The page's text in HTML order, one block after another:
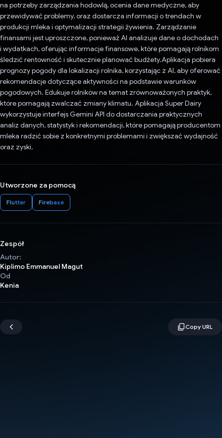
na potrzeby zarządzania hodowlą, ocenia dane medyczne, aby
przewidywać problemy, oraz dostarcza informacji o trendach w
produkcji mleka i optymalizacji strategii żywienia. Zarządzanie
finansami jest uproszczone, ponieważ AI analizuje dane o dochodach
i wydatkach, oferując informacje finansowe, które pomagają rolnikom
śledzić rentowność i skutecznie planować budżety.Aplikacja pobiera
prognozy pogody dla lokalizacji rolnika, korzystając z AI, aby oferować
rekomendacje dotyczące aktywności na podstawie warunków
pogodowych. Edukuje rolników na temat zrównoważonych praktyk,
które pomagają zwalczać zmiany klimatu. Aplikacja Super Dairy
wykorzystuje interfejs Gemini API do dostarczania praktycznych
analiz danych, statystyk i rekomendacji, które pomagają producentom
mleka radzić sobie z konkretnymi problemami i zwiększać wydajność
oraz zyski.
Utworzone za pomocą
Flutter Firebase
Zespół
Autor:
Kiplimo Emmanuel Magut
Od
Kenia